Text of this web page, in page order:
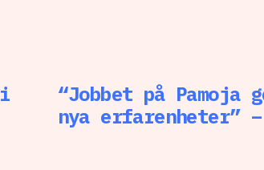
“Jobbet på Pamoja
nya erfarenheter” –